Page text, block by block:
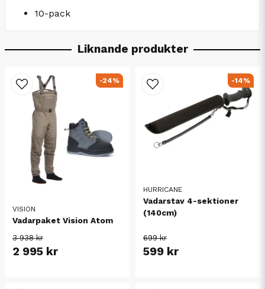
10-pack
Liknande produkter
VISION
Vadarpaket Vision Atom
3 938 kr
2 995 kr
-24%
HURRICANE
Vadarstav 4-sektioner
(140cm)
699 kr
599 kr
-14%